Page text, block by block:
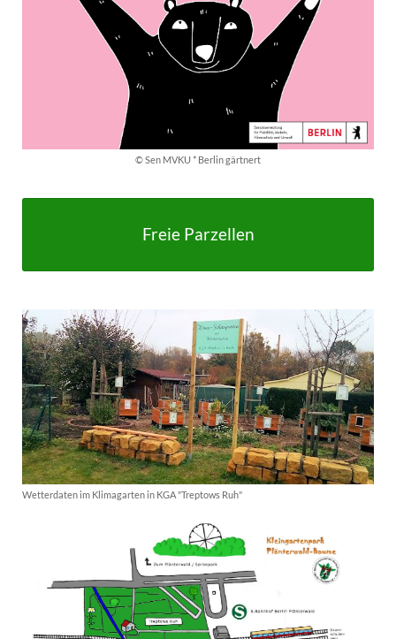
© Sen MVKU * Berlin gärtnert
Freie Parzellen
Wetterdaten im Klimagarten in KGA "Treptows Ruh"